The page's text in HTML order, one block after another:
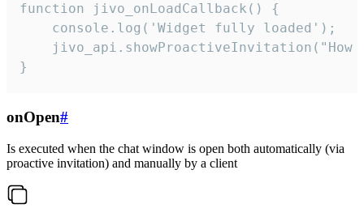
function jivo_onLoadCallback() {
    console.log('Widget fully loaded');
jivo_api.showProactiveInvitation("How
}
onOpen#
Is executed when the chat window is open both automatically (via
proactive invitation) and manually by a client